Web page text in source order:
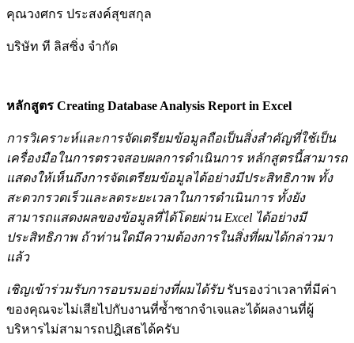
คุณวงศกร ประสงค์สุขสกุล
บริษัท ที ลิสซิ่ง จำกัด
หลักสูตร Creating Database Analysis Report in Excel
การวิเคราะห์และการจัดเตรียมข้อมูลถือเป็นสิ่งสำคัญที่ใช้เป็น
เครื่องมือในการตรวจสอบผลการดำเนินการ หลักสูตรนี้สามารถ
แสดงให้เห็นถึงการจัดเตรียมข้อมูลได้อย่างมีประสิทธิภาพ ทั้ง
สะดวกรวดเร็วและลดระยะเวลาในการดำเนินการ ทั้งยัง
สามารถแสดงผลของข้อมูลที่ได้โดยผ่าน Excel ได้อย่างมี
ประสิทธิภาพ ถ้าท่านใดมีความต้องการในสิ่งที่ผมได้กล่าวมา
แล้ว
เชิญเข้าร่วมรับการอบรมอย่างที่ผมได้รับรับรองว่าเวลาที่มีค่า
ของคุณจะไม่เสียไปกับงานที่ซ้ำซากจำเจและได้ผลงานที่ผู้
บริหารไม่สามารถปฎิเสธได้ครับ